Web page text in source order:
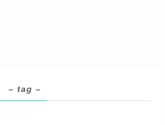
– tag –